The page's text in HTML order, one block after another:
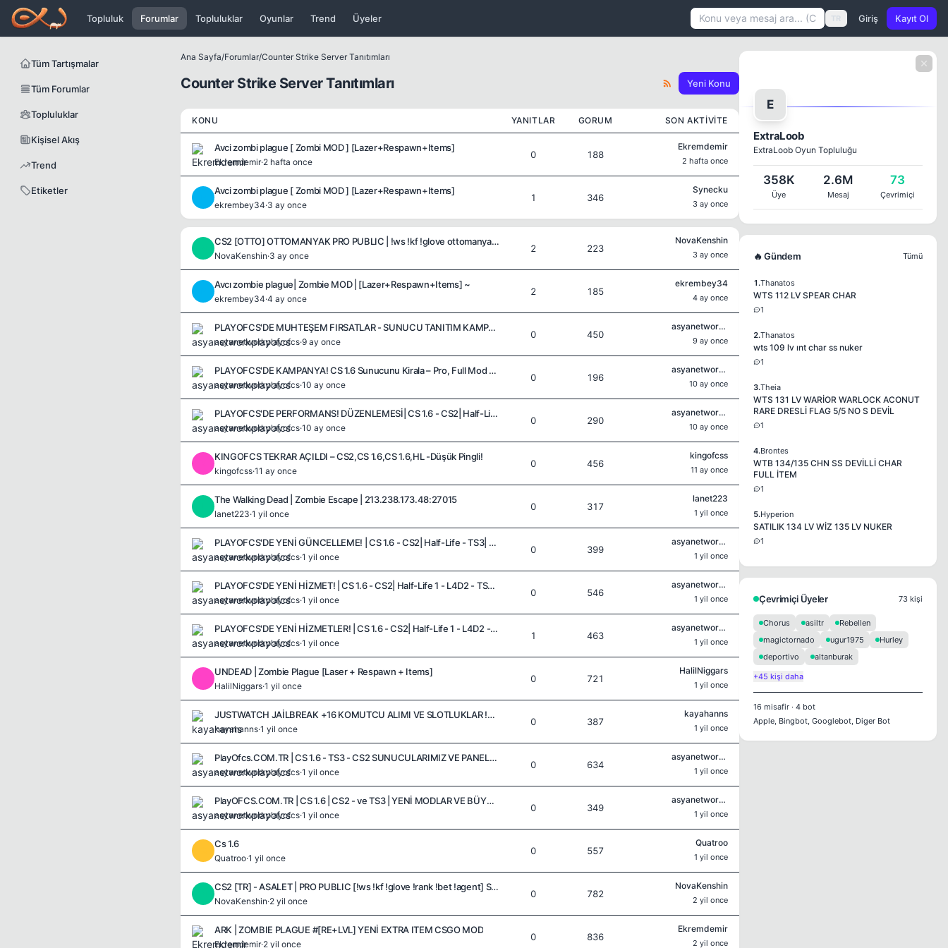
Icerige atla
Topluluk Forumlar Topluluklar Oyunlar Trend Üyeler TR Giriş Kayıt Ol
Tüm Tartışmalar
Tüm Forumlar
Topluluklar
Kişisel Akış
Trend
Etiketler
Ana Sayfa/Forumlar/Counter Strike Server Tanıtımları
Counter Strike Server Tanıtımları Yeni Konu
KONU YANITLAR GORUM SON AKTIVITE
Avci zombi plague [ Zombi MOD ] [Lazer+Respawn+Items]
Ekremdemir·2 hafta once
0 188
Ekremdemir
2 hafta once
Avci zombi plague [ Zombi MOD ] [Lazer+Respawn+Items​]​
ekrembey34·3 ay once
1 346
Synecku
3 ay once
CS2 [OTTO] OTTOMANYAK PRO PUBLIC | !ws !kf !glove ottomanyak.com
NovaKenshin·3 ay once
2 223
NovaKenshin
3 ay once
Avcı zombie plague| Zombie MOD | [Lazer+Respawn+Items] ~
ekrembey34·4 ay once
2 185
ekrembey34
4 ay once
PLAYOFCS'DE MUHTEŞEM FIRSATLAR - SUNUCU TANITIM KAMPANYASI VE İNDİRİMLER!
asyanetworkplayofcs·9 ay once
0 450
asyanetworkplayofcs
9 ay once
PLAYOFCS'DE KAMPANYA! CS 1.6 Sunucunu Kirala – Pro, Full Mod ve Ekonomik Paketler!
asyanetworkplayofcs·10 ay once
0 196
asyanetworkplayofcs
10 ay once
PLAYOFCS'DE PERFORMANS! DÜZENLEMESİ| CS 1.6 - CS2| Half-Life - L4D2 - TS3| SUNUCULARI
asyanetworkplayofcs·10 ay once
0 290
asyanetworkplayofcs
10 ay once
KINGOFCS TEKRAR AÇILDI – CS2,CS 1.6,CS 1.6,HL -Düşük Pingli!
kingofcss·11 ay once
0 456
kingofcss
11 ay once
The Walking Dead | Zombie Escape | 213.238.173.48:27015
lanet223·1 yil once
0 317
lanet223
1 yil once
PLAYOFCS'DE YENİ GÜNCELLEME! | CS 1.6 - CS2| Half-Life - TS3| PANEL TANITIM!
asyanetworkplayofcs·1 yil once
0 399
asyanetworkplayofcs
1 yil once
PLAYOFCS'DE YENİ HİZMET! | CS 1.6 - CS2| Half-Life 1 - L4D2 - TS3| BAYİLİĞİ!
asyanetworkplayofcs·1 yil once
0 546
asyanetworkplayofcs
1 yil once
PLAYOFCS'DE YENİ HİZMETLER! | CS 1.6 - CS2| Half-Life 1 - L4D2 - TS3| PAKETLERİ
asyanetworkplayofcs·1 yil once
1 463
asyanetworkplayofcs
1 yil once
UNDEAD | Zombie Plague [Laser + Respawn + Items]
HalilNiggars·1 yil once
0 721
HalilNiggars
1 yil once
JUSTWATCH JAİLBREAK +16 KOMUTCU ALIMI VE SLOTLUKLAR !WS !KF !AJAN !SMOKE !TP
kayahanns·1 yil once
0 387
kayahanns
1 yil once
PlayOfcs.COM.TR | CS 1.6 - TS3 - CS2 SUNUCULARIMIZ VE PANELİMİZ GÜNCELLENDİ!!!
asyanetworkplayofcs·1 yil once
0 634
asyanetworkplayofcs
1 yil once
PlayOFCS.COM.TR | CS 1.6 | CS2 - ve TS3 | YENİ MODLAR VE BÜYÜK KAMPANYA!
asyanetworkplayofcs·1 yil once
0 349
asyanetworkplayofcs
1 yil once
Cs 1.6
Quatroo·1 yil once
0 557
Quatroo
1 yil once
CS2 [TR] - ASALET | PRO PUBLIC [!ws !kf !glove !rank !bet !agent] Sunucumuz Ödüllüdür
NovaKenshin·2 yil once
0 782
NovaKenshin
2 yil once
ARK | ZOMBIE PLAGUE #[RE+LVL] YENİ EXTRA ITEM CSGO MOD
Ekremdemir·2 yil once
0 836
Ekremdemir
2 yil once
E
ExtraLoob
ExtraLoob Oyun Topluluğu
358K
Üye
2.6M
Mesaj
73
Çevrimiçi
🔥 Gündem Tümü
1.Thanatos
WTS 112 LV SPEAR CHAR
1
2.Thanatos
wts 109 lv ınt char ss nuker
1
3.Theia
WTS 131 LV WARİOR WARLOCK ACONUT
RARE DRESLİ FLAG 5/5 NO S DEVİL
1
4.Brontes
WTB 134/135 CHN SS DEVİLLİ CHAR
FULL İTEM
1
5.Hyperion
SATILIK 134 LV WİZ 135 LV NUKER
1
Çevrimiçi Üyeler 73 kişi
Chorus asiltr
Rebellen
magictornado
ugur1975
Hurley
deportivo
altanburak
+45 kişi daha
16 misafir · 4 bot
Apple, Bingbot, Googlebot, Diger Bot